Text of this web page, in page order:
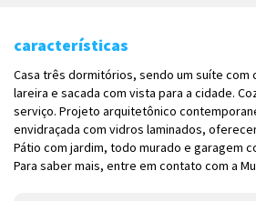
características
Casa três dormitórios, sendo um suíte com
lareira e sacada com vista para a cidade.
serviço. Projeto arquitetônico
envidraçada com vidros laminados,
Pátio com jardim, todo murado e garagem
Para saber mais, entre em contato com a